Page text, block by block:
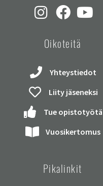
Oikoteitä
Yhteystiedot
Liity jäseneksi
Tue opistotyötä
Vuosikertomus
Pikalinkit